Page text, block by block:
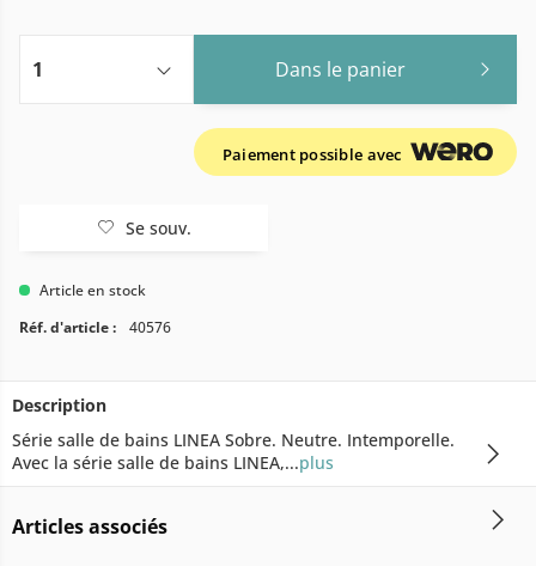
Dans le panier
Paiement possible avec
Se souv.
Article en stock
Réf. d'article :
40576
Description
Série salle de bains LINEA Sobre. Neutre. Intemporelle.
Avec la série salle de bains LINEA,...plus
Articles associés